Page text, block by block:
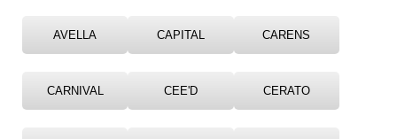
AVELLA CAPITAL CARENS
CARNIVAL CEE'D CERATO